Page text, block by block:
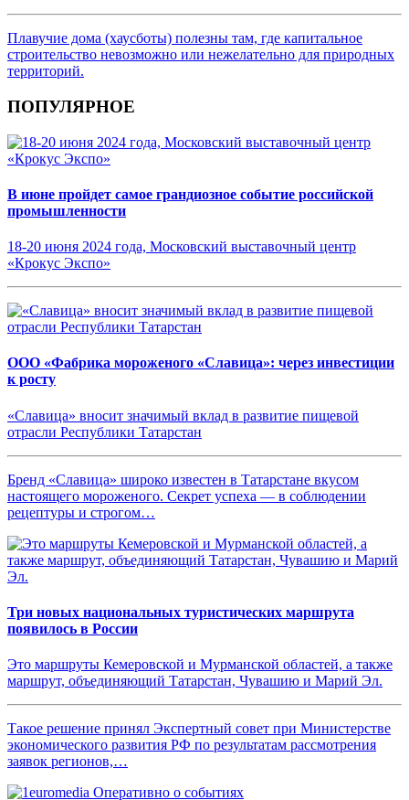
Плавучие дома (хаусботы) полезны там, где капитальное
строительство невозможно или нежелательно для природных
территорий.
ПОПУЛЯРНОЕ
В июне пройдет самое грандиозное событие российской
промышленности
18-20 июня 2024 года, Московский выставочный центр
«Крокус Экспо»
ООО «Фабрика мороженого «Славица»: через инвестиции
к росту
«Славица» вносит значимый вклад в развитие пищевой
отрасли Республики Татарстан
Бренд «Славица» широко известен в Татарстане вкусом
настоящего мороженого. Секрет успеха — в соблюдении
рецептуры и строгом…
Три новых национальных туристических маршрута
появилось в России
Это маршруты Кемеровской и Мурманской областей, а также
маршрут, объединяющий Татарстан, Чувашию и Марий Эл.
Такое решение принял Экспертный совет при Министерстве
экономического развития РФ по результатам рассмотрения
заявок регионов,…